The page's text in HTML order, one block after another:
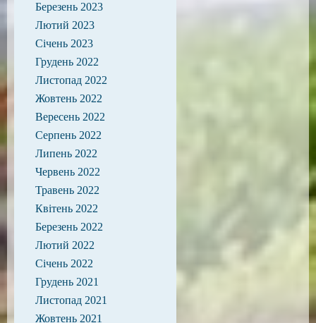
Березень 2023
Лютий 2023
Січень 2023
Грудень 2022
Листопад 2022
Жовтень 2022
Вересень 2022
Серпень 2022
Липень 2022
Червень 2022
Травень 2022
Квітень 2022
Березень 2022
Лютий 2022
Січень 2022
Грудень 2021
Листопад 2021
Жовтень 2021